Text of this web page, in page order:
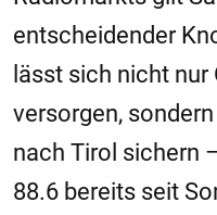
entscheidender
lässt sich nicht
versorgen,
nach Tirol sichern
88.6 bereits seit